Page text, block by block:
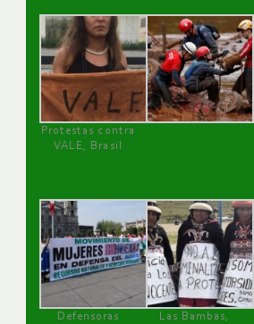
Protestas contra
VALE, Brasil
Defensoras
Las Bambas,